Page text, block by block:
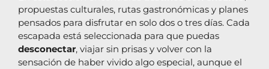
propuestas culturales, rutas gastronómicas y planes
pensados para disfrutar en solo dos o tres días. Cada
escapada está seleccionada para que puedas
desconectar, viajar sin prisas y volver con la
sensación de haber vivido algo especial, aunque el